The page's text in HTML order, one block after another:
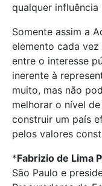
qualquer
Somente assim a
elemento cada
entre o interesse
inerente à
muito, mas não
melhorar o nível
construir um país
pelos valores
*Fabrizio de Lima
São Paulo e